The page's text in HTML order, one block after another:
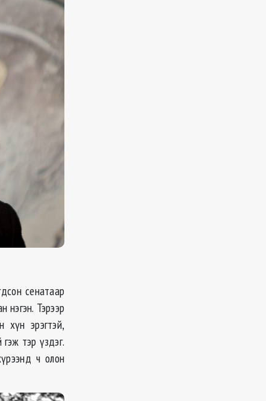
сенатаар
нэгэн. Тэрээр
хүн эрэгтэй,
тэр үздэг.
ч олон